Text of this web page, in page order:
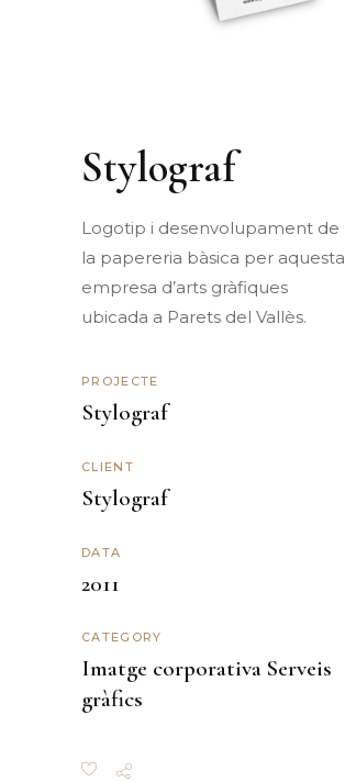
Stylograf
Logotip i desenvolupament de
la papereria bàsica per aquesta
empresa d’arts gràfiques
ubicada a Parets del Vallès.
PROJECTE
Stylograf
CLIENT
Stylograf
DATA
2011
CATEGORY
Imatge corporativa Serveis
gràfics